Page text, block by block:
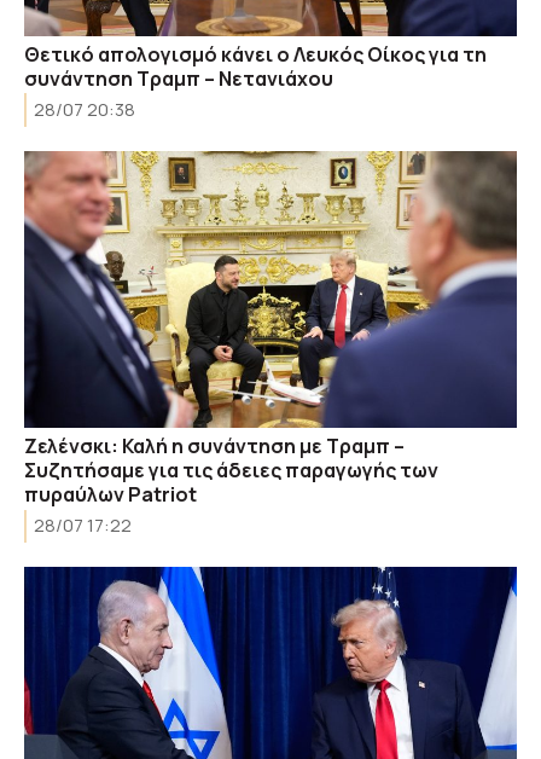
Θετικό απολογισμό κάνει ο Λευκός Οίκος για τη
συνάντηση Τραμπ – Νετανιάχου
28/07 20:38
Ζελένσκι: Καλή η συνάντηση με Τραμπ –
Συζητήσαμε για τις άδειες παραγωγής των
πυραύλων Patriot
28/07 17:22